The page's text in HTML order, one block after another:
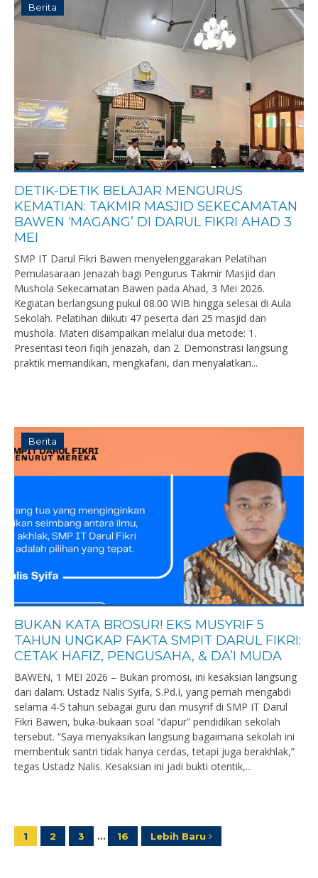
Berita
DETIK-DETIK BELAJAR MENGURUS
KEMATIAN: TAKMIR MASJID SEKECAMATAN
BAWEN ‘MAGANG’ DI DARUL FIKRI AHAD 3
MEI
SMP IT Darul Fikri Bawen menyelenggarakan Pelatihan
Pemulasaraan Jenazah bagi Pengurus Takmir Masjid dan
Mushola Sekecamatan Bawen pada Ahad, 3 Mei 2026.
Kegiatan berlangsung pukul 08.00 WIB hingga selesai di Aula
Sekolah. Pelatihan diikuti 47 peserta dari 25 masjid dan
mushola. Materi disampaikan melalui dua metode: 1.
Presentasi teori fiqih jenazah, dan 2. Demonstrasi langsung
praktik memandikan, mengkafani, dan menyalatkan...
Berita
BUKAN KATA BROSUR! EKS MUSYRIF 5
TAHUN UNGKAP FAKTA SMPIT DARUL FIKRI:
CETAK HAFIZ, PENGUSAHA, & DA’I MUDA
BAWEN, 1 MEI 2026 – Bukan promosi, ini kesaksian langsung
dari dalam. Ustadz Nalis Syifa, S.Pd.I, yang pernah mengabdi
selama 4-5 tahun sebagai guru dan musyrif di SMP IT Darul
Fikri Bawen, buka-bukaan soal “dapur” pendidikan sekolah
tersebut. “Saya menyaksikan langsung bagaimana sekolah ini
membentuk santri tidak hanya cerdas, tetapi juga berakhlak,”
tegas Ustadz Nalis. Kesaksian ini jadi bukti otentik,...
1 2 3 … 16 Lebih Baru